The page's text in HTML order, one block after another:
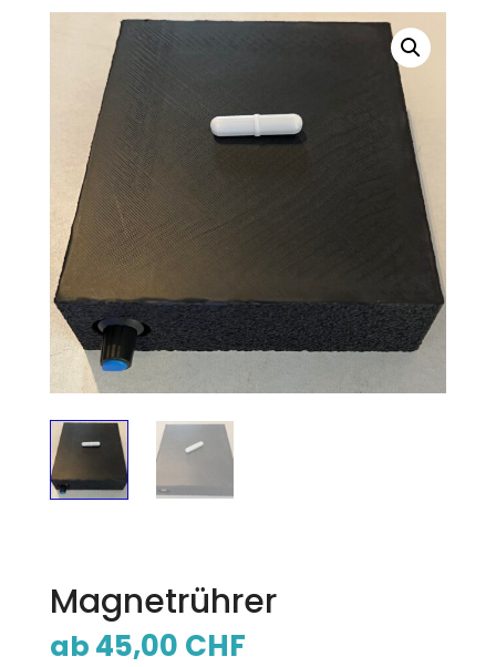
Magnetrührer
ab 45,00 CHF